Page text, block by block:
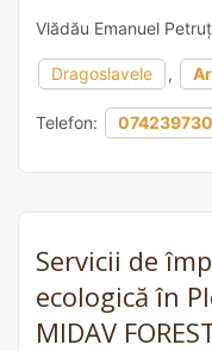
Vlădău Emanuel
Dragoslavele ,
Telefon:
Servicii de
ecologică în
MIDAV